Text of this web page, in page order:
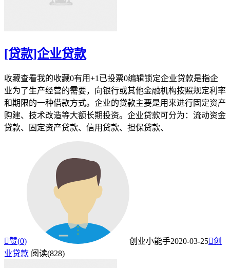
[贷款]企业贷款
收藏查看我的收藏0有用+1已投票0编辑锁定企业贷款是指企
业为了生产经营的需要，向银行或其他金融机构按照规定利率
和期限的一种借款方式。企业的贷款主要是用来进行固定资产
购建、技术改造等大额长期投资。企业贷款可分为：流动资金
贷款、固定资产贷款、信用贷款、担保贷款、
赞(0) 创业小能手2020-03-25创
业贷款 阅读(828)